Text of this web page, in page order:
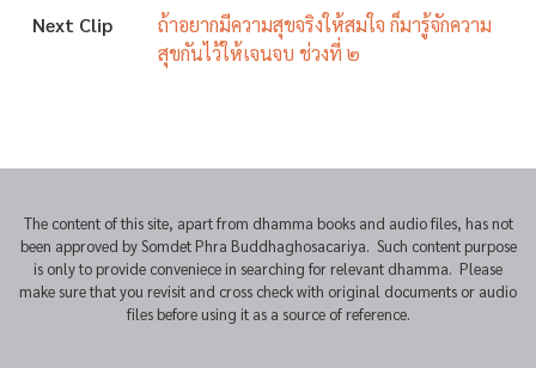
Next Clip
ถ้าอยากมีความสุขจริงให้สมใจ ก็มารู้จักความ
สุขกันไว้ให้เจนจบ ช่วงที่ ๒
The content of this site, apart from dhamma books and audio files, has not
been approved by Somdet Phra Buddhaghosacariya. Such content purpose
is only to provide conveniece in searching for relevant dhamma. Please
make sure that you revisit and cross check with original documents or audio
files before using it as a source of reference.